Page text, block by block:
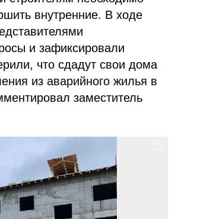
внутренние. В ходе
и зафиксировали
что сдадут свои дома
из аварийного жилья в
заместитель